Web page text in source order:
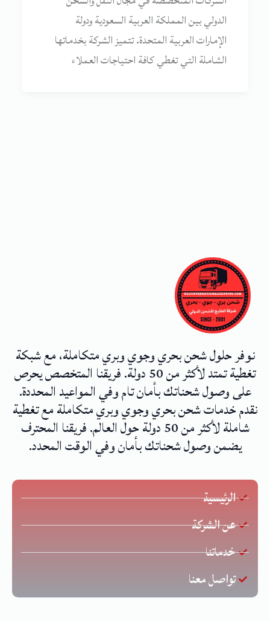
الدولي بين المملكة العربية السعودية ودولة
الإمارات العربية المتحدة. تتميز الشركة بخدماتها
الشاملة التي تغطي كافة احتياجات العملاء
نوفر حلول شحن بحري وجوي وبري متكاملة، مع شبكة
تغطية تمتد لأكثر من 50 دولة. فريقنا المتخصص يحرص
على وصول شحناتك بأمان تام وفي المواعيد المحددة.
نقدم خدمات شحن بحري وجوي وبري متكاملة مع تغطية
شاملة لأكثر من 50 دولة حول العالم. فريقنا المحترف
يضمن وصول شحناتك بأمان وفي الوقت المحدد.
الرئيسية
عن الشركة
خدماتنا
تواصل معنا